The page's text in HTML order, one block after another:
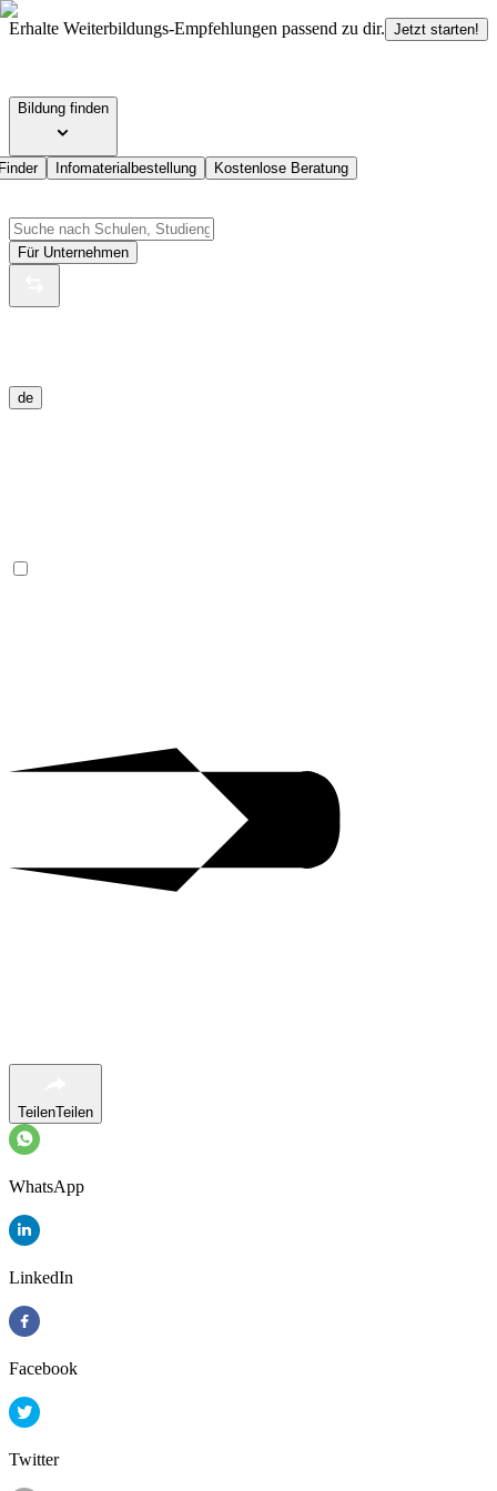
Erhalte Weiterbildungs-Empfehlungen passend zu dir. Jetzt starten!
Bildung finden
Infomaterialbestellung Kostenlose Beratung
Für Unternehmen
de
TeilenTeilen
WhatsApp
LinkedIn
Facebook
Twitter